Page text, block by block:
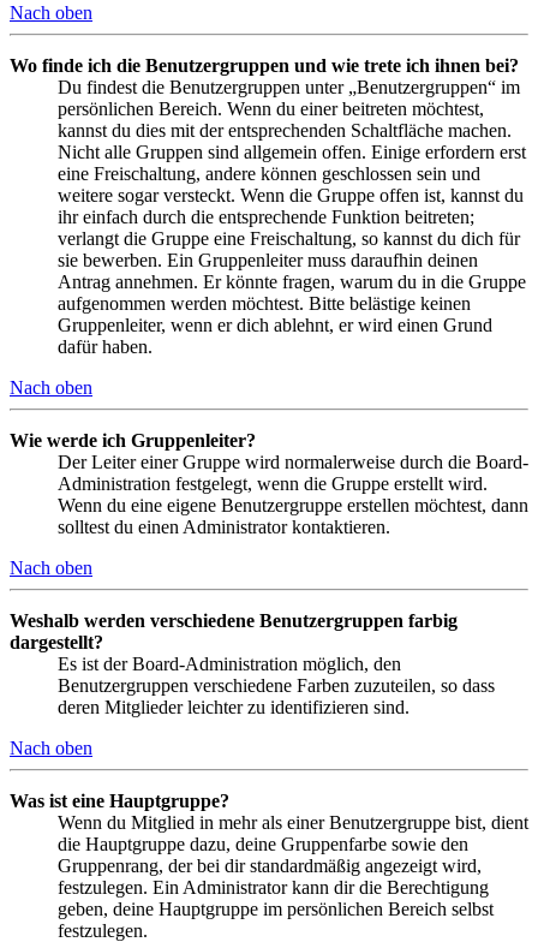
Nach oben
Wo finde ich die Benutzergruppen und wie trete ich ihnen bei?
Du findest die Benutzergruppen unter „Benutzergruppen“ im
persönlichen Bereich. Wenn du einer beitreten möchtest,
kannst du dies mit der entsprechenden Schaltfläche machen.
Nicht alle Gruppen sind allgemein offen. Einige erfordern erst
eine Freischaltung, andere können geschlossen sein und
weitere sogar versteckt. Wenn die Gruppe offen ist, kannst du
ihr einfach durch die entsprechende Funktion beitreten;
verlangt die Gruppe eine Freischaltung, so kannst du dich für
sie bewerben. Ein Gruppenleiter muss daraufhin deinen
Antrag annehmen. Er könnte fragen, warum du in die Gruppe
aufgenommen werden möchtest. Bitte belästige keinen
Gruppenleiter, wenn er dich ablehnt, er wird einen Grund
dafür haben.
Nach oben
Wie werde ich Gruppenleiter?
Der Leiter einer Gruppe wird normalerweise durch die Board-
Administration festgelegt, wenn die Gruppe erstellt wird.
Wenn du eine eigene Benutzergruppe erstellen möchtest, dann
solltest du einen Administrator kontaktieren.
Nach oben
Weshalb werden verschiedene Benutzergruppen farbig
dargestellt?
Es ist der Board-Administration möglich, den
Benutzergruppen verschiedene Farben zuzuteilen, so dass
deren Mitglieder leichter zu identifizieren sind.
Nach oben
Was ist eine Hauptgruppe?
Wenn du Mitglied in mehr als einer Benutzergruppe bist, dient
die Hauptgruppe dazu, deine Gruppenfarbe sowie den
Gruppenrang, der bei dir standardmäßig angezeigt wird,
festzulegen. Ein Administrator kann dir die Berechtigung
geben, deine Hauptgruppe im persönlichen Bereich selbst
festzulegen.